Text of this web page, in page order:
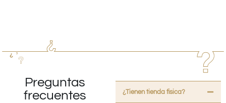
Preguntas
frecuentes
¿Tienen tienda fisica?